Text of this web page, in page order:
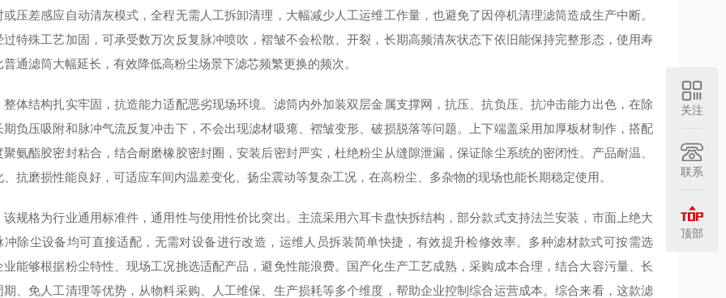
或压差感应自动清灰模式，全程无需人工拆卸清理，大幅减少人工运维工作量，也避免了因停机清理滤筒造成生产中断。
过特殊工艺加固，可承受数万次反复脉冲喷吹，褶皱不会松散、开裂，长期高频清灰状态下依旧能保持完整形态，使用寿
普通滤筒大幅延长，有效降低高粉尘场景下滤芯频繁更换的频次。
整体结构扎实牢固，抗造能力适配恶劣现场环境。滤筒内外加装双层金属支撑网，抗压、抗负压、抗冲击能力出色，在除
期负压吸附和脉冲气流反复冲击下，不会出现滤材吸瘪、褶皱变形、破损脱落等问题。上下端盖采用加厚板材制作，搭配
聚氨酯胶密封粘合，结合耐磨橡胶密封圈，安装后密封严实，杜绝粉尘从缝隙泄漏，保证除尘系统的密闭性。产品耐温、
、抗磨损性能良好，可适应车间内温差变化、扬尘震动等复杂工况，在高粉尘、多杂物的现场也能长期稳定使用。
该规格为行业通用标准件，通用性与使用性价比突出。主流采用六耳卡盘快拆结构，部分款式支持法兰安装，市面上绝大
冲除尘设备均可直接适配，无需对设备进行改造，运维人员拆装简单快捷，有效提升检修效率。多种滤材款式可按需选
业能够根据粉尘特性、现场工况挑选适配产品，避免性能浪费。国产化生产工艺成熟，采购成本合理，结合大容污量、长
期、免人工清理等优势，从物料采购、人工维保、生产损耗等多个维度，帮助企业控制综合运营成本。综合来看，这款滤
关注
联系
顶部